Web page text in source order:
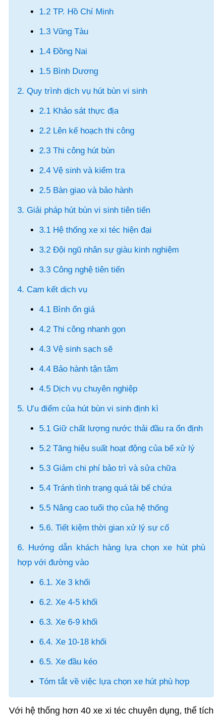
1.2 TP. Hồ Chí Minh
1.3 Vũng Tàu
1.4 Đồng Nai
1.5 Bình Dương
2. Quy trình dịch vụ hút bùn vi sinh
2.1 Khảo sát thực địa
2.2 Lên kế hoạch thi công
2.3 Thi công hút bùn
2.4 Vệ sinh và kiểm tra
2.5 Bàn giao và bảo hành
3. Giải pháp hút bùn vi sinh tiên tiến
3.1 Hệ thống xe xi téc hiện đại
3.2 Đội ngũ nhân sự giàu kinh nghiệm
3.3 Công nghệ tiên tiến
4. Cam kết dịch vụ
4.1 Bình ổn giá
4.2 Thi công nhanh gọn
4.3 Vệ sinh sạch sẽ
4.4 Bảo hành tận tâm
4.5 Dịch vụ chuyên nghiệp
5. Ưu điểm của hút bùn vi sinh định kì
5.1 Giữ chất lượng nước thải đầu ra ổn định
5.2 Tăng hiệu suất hoạt động của bể xử lý
5.3 Giảm chi phí bảo trì và sửa chữa
5.4 Tránh tình trạng quá tải bể chứa
5.5 Nâng cao tuổi thọ của hệ thống
5.6. Tiết kiệm thời gian xử lý sự cố
6. Hướng dẫn khách hàng lựa chọn xe hút phù
hợp với đường vào
6.1. Xe 3 khối
6.2. Xe 4-5 khối
6.3. Xe 6-9 khối
6.4. Xe 10-18 khối
6.5. Xe đầu kéo
Tóm tắt về việc lựa chọn xe hút phù hợp
Với hệ thống hơn 40 xe xi téc chuyên dụng, thể tích